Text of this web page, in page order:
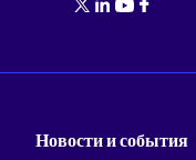
Новости и события